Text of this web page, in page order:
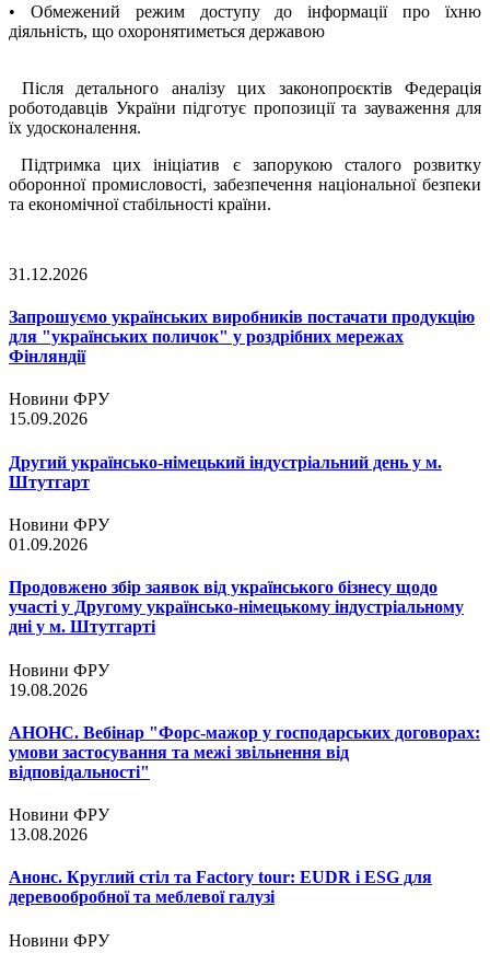
• Обмежений режим доступу до інформації про їхню
діяльність, що охоронятиметься державою
Після детального аналізу цих законопроєктів Федерація
роботодавців України підготує пропозиції та зауваження для
їх удосконалення.
Підтримка цих ініціатив є запорукою сталого розвитку
оборонної промисловості, забезпечення національної безпеки
та економічної стабільності країни.
31.12.2026
Запрошуємо українських виробників постачати продукцію
для "українських поличок" у роздрібних мережах
Фінляндії
Новини ФРУ
15.09.2026
Другий українсько-німецький індустріальний день у м.
Штутгарт
Новини ФРУ
01.09.2026
Продовжено збір заявок від українського бізнесу щодо
участі у Другому українсько-німецькому індустріальному
дні у м. Штутгарті
Новини ФРУ
19.08.2026
АНОНС. Вебінар "Форс-мажор у господарських договорах:
умови застосування та межі звільнення від
відповідальності"
Новини ФРУ
13.08.2026
Анонс. Круглий стіл та Factory tour: EUDR і ESG для
деревообробної та меблевої галузі
Новини ФРУ